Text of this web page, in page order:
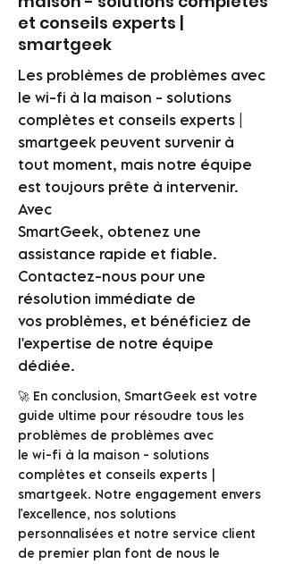
et conseils experts |
smartgeek
Les problèmes de problèmes avec
le wi-fi à la maison - solutions
complètes et conseils experts |
smartgeek peuvent survenir à
tout moment, mais notre équipe
est toujours prête à intervenir.
Avec
SmartGeek, obtenez une
assistance rapide et fiable.
Contactez-nous pour une
résolution immédiate de
vos problèmes, et bénéficiez de
l'expertise de notre équipe
dédiée.
🚀 En conclusion, SmartGeek est votre
guide ultime pour résoudre tous les
problèmes de problèmes avec
le wi-fi à la maison - solutions
complètes et conseils experts |
smartgeek. Notre engagement envers
l'excellence, nos solutions
personnalisées et notre service client
de premier plan font de nous le